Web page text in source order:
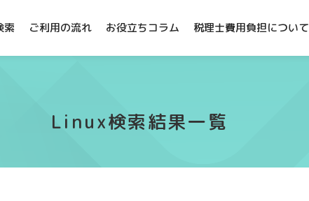
索 ご利用の流れ お役立ちコラム 税理士費用負担について
Linux検索結果一覧